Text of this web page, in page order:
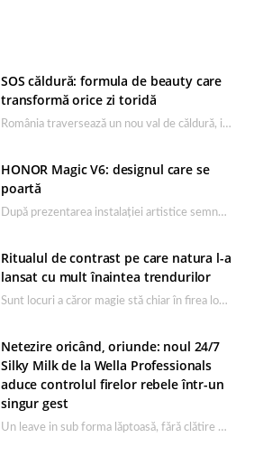
SOS căldură: formula de beauty care
transformă orice zi toridă
România traversează un nou val de căldură, iar rutina de îngrijire capătă un rol esențial…
HONOR Magic V6: designul care se
poartă
După prezentarea instalației artistice semnată de Catrinel Săbăciag în cadrul evenimentului de lansare HONOR Magic…
Ritualul de contrast pe care natura l-a
lansat cu mult înaintea trendurilor
Sunt locuri a căror magie stă chiar în firea lor naturală, iar Lacul Ursu din…
Netezire oricând, oriunde: noul 24/7
Silky Milk de la Wella Professionals
aduce controlul firelor rebele într-un
singur gest
Un leave in sub forma lăptoasă, fără clătire care completează rutina Ultimate Smooth și transformă…